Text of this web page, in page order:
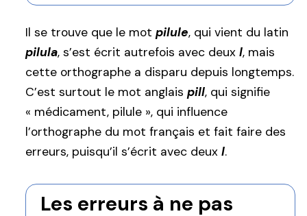
Il se trouve que le mot pilule, qui vient du latin
pilula, s’est écrit autrefois avec deux l, mais
cette orthographe a disparu depuis longtemps.
C’est surtout le mot anglais pill, qui signifie
« médicament, pilule », qui influence
l’orthographe du mot français et fait faire des
erreurs, puisqu’il s’écrit avec deux l.
Les erreurs à ne pas